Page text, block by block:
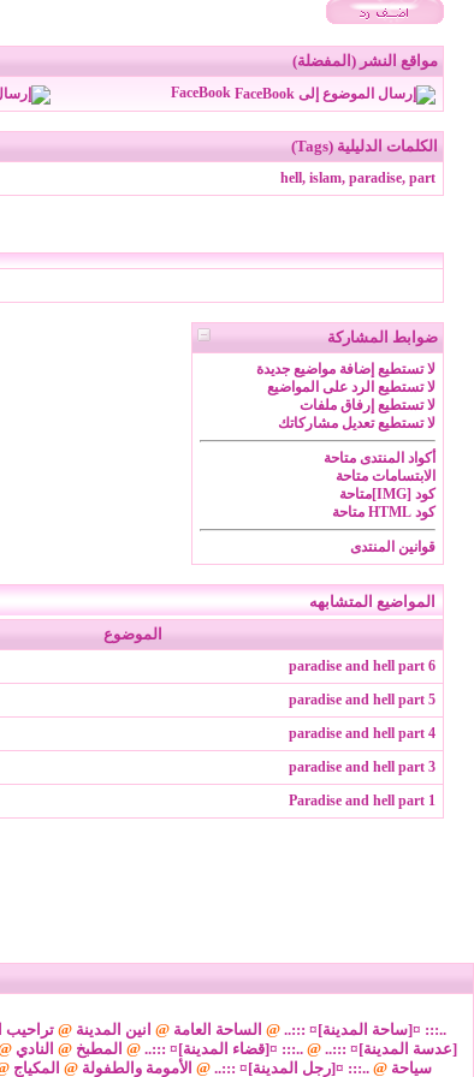
مواقع النشر (المفضلة)
FaceBook
الكلمات الدليلية (Tags)
hell, islam, paradise, part
ضوابط المشاركة
لا تستطيع إضافة مواضيع جديدة
لا تستطيع الرد على المواضيع
لا تستطيع إرفاق ملفات
لا تستطيعتعديل مشاركاتك
أكواد المنتدى متاحة
الابتسامات متاحة
كود [IMG]
متاحة
كود HTML
متاحة
قوانين المنتدى
المواضيع المتشابهه
الموضوع
paradise and hell part 6
paradise and hell part 5
paradise and hell part 4
paradise and hell part 3
Paradise and hell part 1
..::: ¤[ساحة المدينة]¤ :::.. @ الساحة العامة @ انين المدينة @تراحيب
[عدسة المدينة]¤ :::.. @ ..::: ¤[قضاء المدينة]¤ :::.. @ المطبخ @ النادي
سياحة @..::: ¤[رجل المدينة]¤ :::.. @ الأمومة والطفولة @ المكياج